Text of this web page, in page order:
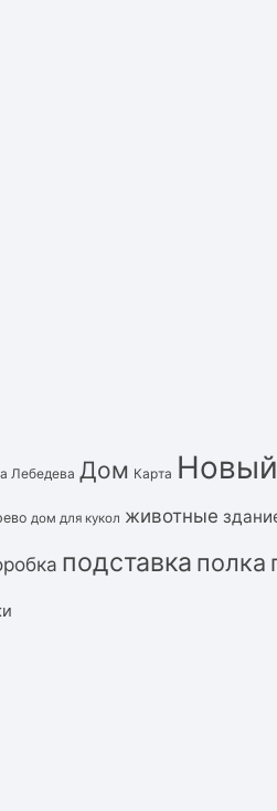
Лебедева Дом Карта
дом для кукол животные
подставка полка